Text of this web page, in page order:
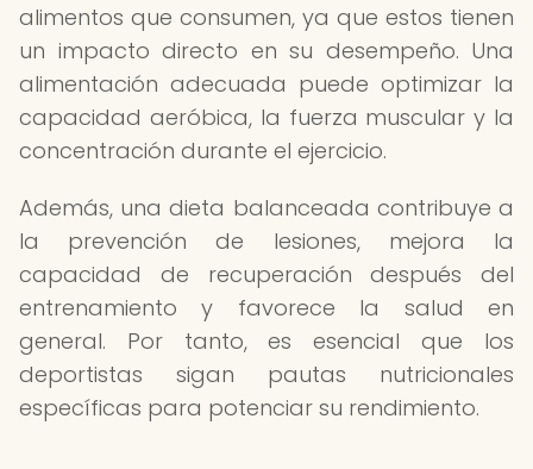
alimentos que consumen, ya que estos tienen
un impacto directo en su desempeño. Una
alimentación adecuada puede optimizar la
capacidad aeróbica, la fuerza muscular y la
concentración durante el ejercicio.
Además, una dieta balanceada contribuye a
la prevención de lesiones, mejora la
capacidad de recuperación después del
entrenamiento y favorece la salud en
general. Por tanto, es esencial que los
deportistas sigan pautas nutricionales
específicas para potenciar su rendimiento.